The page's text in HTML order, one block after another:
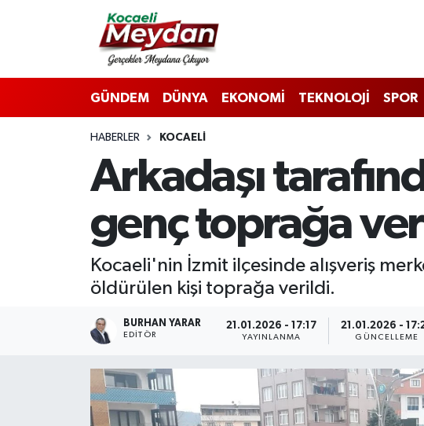
GÜNDEM DÜNYA EKONOMİ TEKNOLOJİ SPOR
HABERLER KOCAELI
Arkadaşı
genç toprağa
Kocaeli'nin İzmit ilçesinde alışveriş
öldürülen kişi toprağa verildi.
BURHAN YARAR
EDITÖR
21.01.2026 - 17:17
YAYINLANMA
21.01.2026 -
GÜNCELLEME
Nöbetçi Eczaneler
Hava Durumu
Trafik Durumu
Süper Lig Puan Durumu ve Fikstür
Tüm Manşetler
Son Dakika Haberleri